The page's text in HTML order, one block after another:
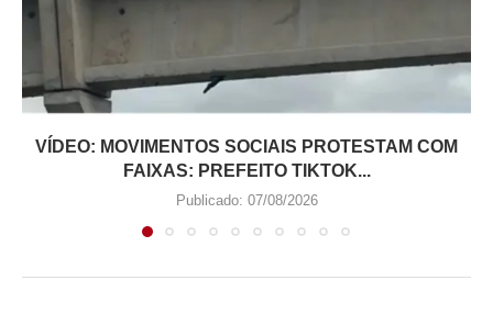
VÍDEO: MOVIMENTOS SOCIAIS PROTESTAM COM
FAIXAS: PREFEITO TIKTOK...
Publicado: 07/08/2026